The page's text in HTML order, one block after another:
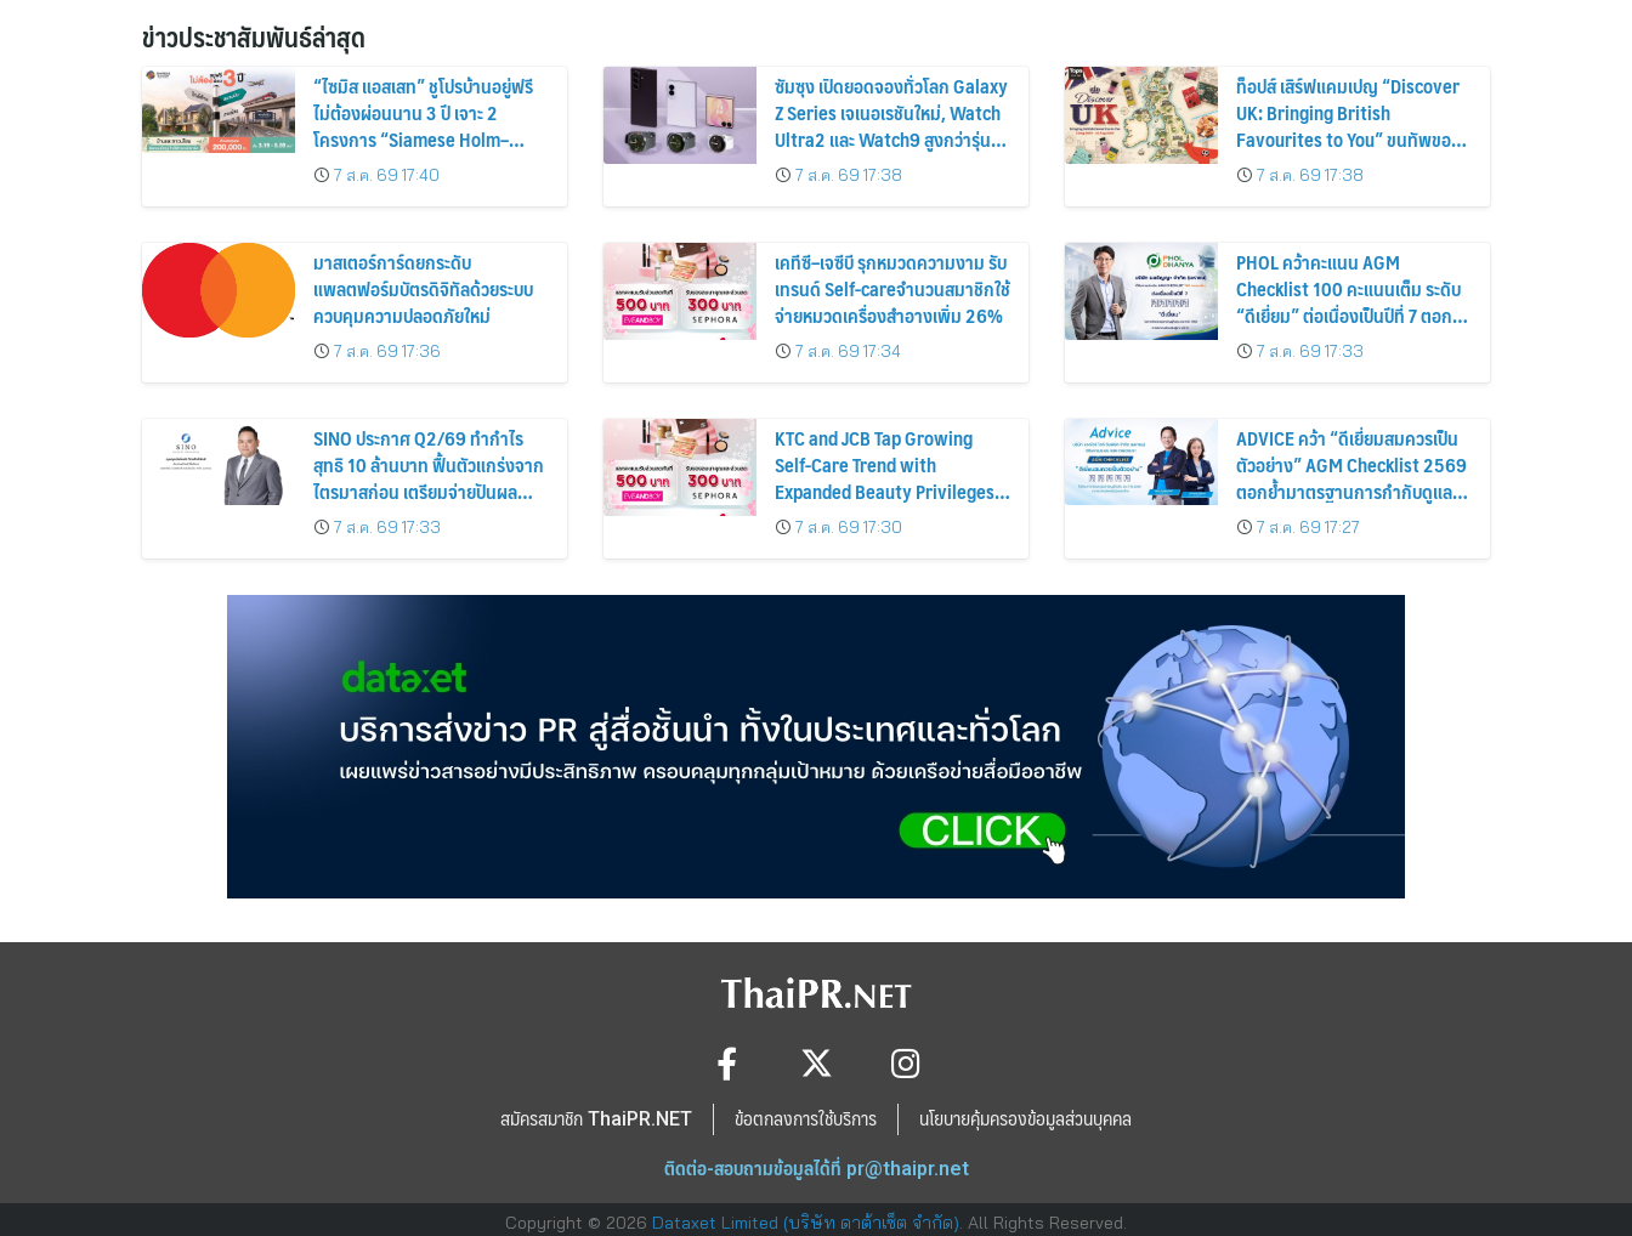
ข่าวประชาสัมพันธ์ล่าสุด
“ไซมิส แอสเสท” ชูโปรบ้านอยู่ฟรี
ไม่ต้องผ่อนนาน 3 ปี เจาะ 2
โครงการ “Siamese Holm–
Siamese Blossom” พร้อม
ส่วนลดและสิทธิพิเศษถึง 31
7 ส.ค. 69 17:40
ซัมซุง เปิดยอดจองทั่วโลก Galaxy
Z Series เจเนอเรชันใหม่, Watch
Ultra2 และ Watch9 สูงกว่ารุ่น
ก่อนหน้ากว่า 30%
7 ส.ค. 69 17:38
ท็อปส์ เสิร์ฟแคมเปญ “Discover
UK: Bringing British
Favourites to You” ขนทัพของ
อร่อยและไอเท็มฮิตจากสหราช
อาณาจักร ส่งตรงถึงมือตั้งแต่วัน
7 ส.ค. 69 17:38
มาสเตอร์การ์ดยกระดับ
แพลตฟอร์มบัตรดิจิทัลด้วยระบบ
ควบคุมความปลอดภัยใหม่
7 ส.ค. 69 17:36
เคทีซี–เจซีบี รุกหมวดความงาม รับ
เทรนด์ Self-careจำนวนสมาชิกใช้
จ่ายหมวดเครื่องสำอางเพิ่ม 26%
7 ส.ค. 69 17:34
PHOL คว้าคะแนน AGM
Checklist 100 คะแนนเต็ม ระดับ
“ดีเยี่ยม” ต่อเนื่องเป็นปีที่ 7 ตอกย้ำ
การดำเนินธุรกิจตามหลักธรรมาภิ
บาล โปร่งใส สร้างความเชื่อมั่นผู้
7 ส.ค. 69 17:33
SINO ประกาศ Q2/69 ทำกำไร
สุทธิ 10 ล้านบาท ฟื้นตัวแกร่งจาก
ไตรมาสก่อน เตรียมจ่ายปันผล
ระหว่างกาล 0.014423 บาทต่อหุ้น
ครึ่งปีหลังมุ่งเติบโตต่อเนื่อง
7 ส.ค. 69 17:33
KTC and JCB Tap Growing
Self-Care Trend with
Expanded Beauty Privileges
Number of KTC JCB
Cardmembers Spending on
7 ส.ค. 69 17:30
ADVICE คว้า “ดีเยี่ยมสมควรเป็น
ตัวอย่าง” AGM Checklist 2569
ตอกย้ำมาตรฐานการกำกับดูแล
กิจการที่ดี
7 ส.ค. 69 17:27
สมัครสมาชิก ThaiPR.NET ข้อตกลงการใช้บริการ นโยบายคุ้มครองข้อมูลส่วนบุคคล
ติดต่อ-สอบถามข้อมูลได้ที่ pr@thaipr.net
Copyright © 2026 Dataxet Limited (บริษัท ดาต้าเซ็ต จำกัด). All Rights Reserved.